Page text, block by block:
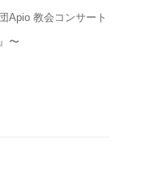
Apio 教会コンサート
〜